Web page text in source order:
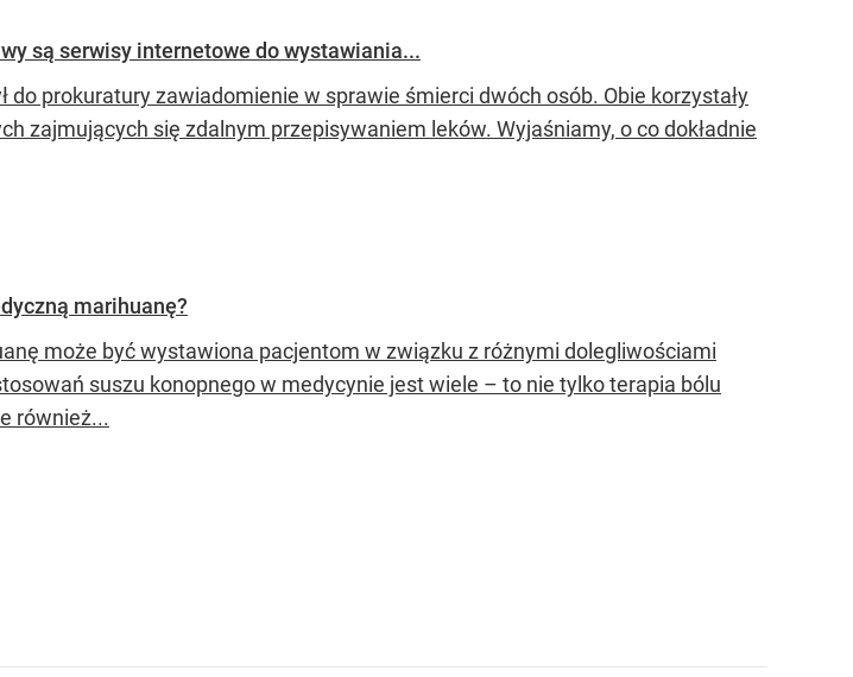
są serwisy internetowe do wystawiania...
do prokuratury zawiadomienie w sprawie śmierci dwóch osób. Obie korzystały
zajmujących się zdalnym przepisywaniem leków. Wyjaśniamy, o co dokładnie
marihuanę?
może być wystawiona pacjentom w związku z różnymi dolegliwościami
suszu konopnego w medycynie jest wiele – to nie tylko terapia bólu
również...